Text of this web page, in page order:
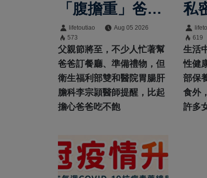
「腹擔重」爸爸
肚恐暗藏中年男
性健康危機
lifetoutiao
Aug 05 2026
573
父親節將至，不少人忙著幫
爸爸訂餐廳、準備禮物，但
衛生福利部雙和醫院胃腸肝
膽科李宗頴醫師提醒，比起
擔心爸爸吃不飽
私
變
提
有
況
619
生活
性健
部保
食外
許多